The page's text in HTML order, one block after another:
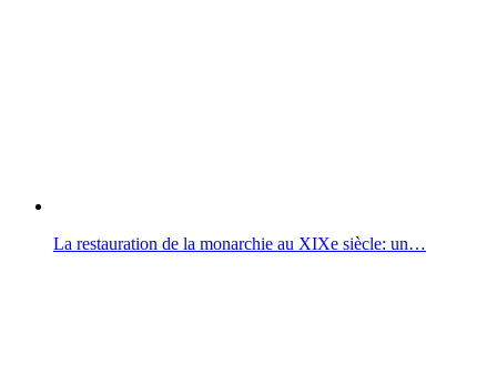
La restauration de la monarchie au XIXe siècle: un…